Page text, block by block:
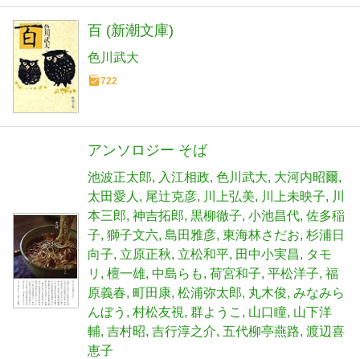
百 (新潮文庫)
色川武大
722
アンソロジー そば
池波正太郎 入江相政 色川武大 大河内昭爾
太田愛人
尾辻克彦 川上弘美 川上未映子
川
本三郎 神吉拓郎 黒柳徹子 小池昌代 佐多稲
子 獅子文六 島田雅彦 東海林さだお 杉浦日
向子 立原正秋 立松和平 田中小実昌
タモ
リ
檀一雄 中島らも 荷宮和子 平松洋子 福
原義春 町田康 松浦弥太郎 丸木俊 みなみら
んぼう
村松友視 群ようこ 山口瞳 山下洋
輔 吉村昭 吉行淳之介 五代柳亭燕路 渡辺喜
恵子